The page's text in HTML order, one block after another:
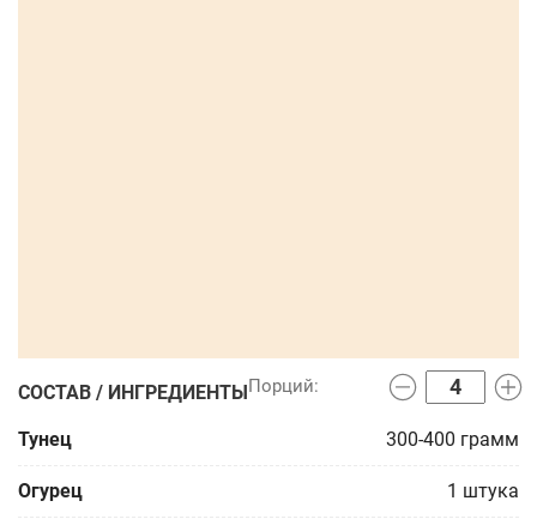
СОСТАВ / ИНГРЕДИЕНТЫ
Тунец 300-400 грамм
Огурец 1 штука